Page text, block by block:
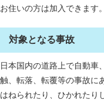
お住いの方は加入できます。
対象となる事故
日本国内の道路上で自動車
触、転落、転覆等の事故に
はねられたり、ひかれたり